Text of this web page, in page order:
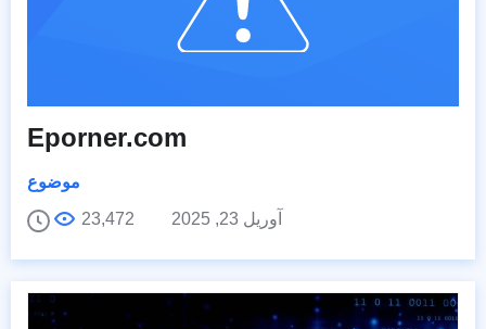
Eporner.com
موضوع
آوریل 23, 2025
23,472